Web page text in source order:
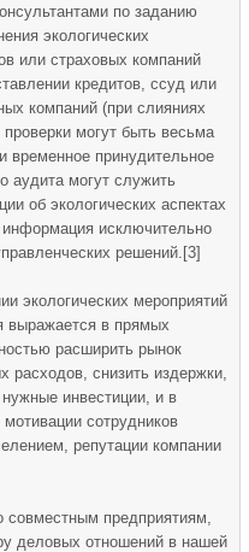
по заданию
экологических
или страховых компаний
кредитов, ссуд или
компаний (при слияниях
могут быть весьма
принудительное
аудита могут служить
об экологических аспектах
исключительно
решений.[3]
экологических мероприятий
выражается в прямых
расширить рынок
расходов, снизить издержки,
инвестиции, и в
сотрудников
репутации компании
совместным предприятиям,
деловых отношений в нашей